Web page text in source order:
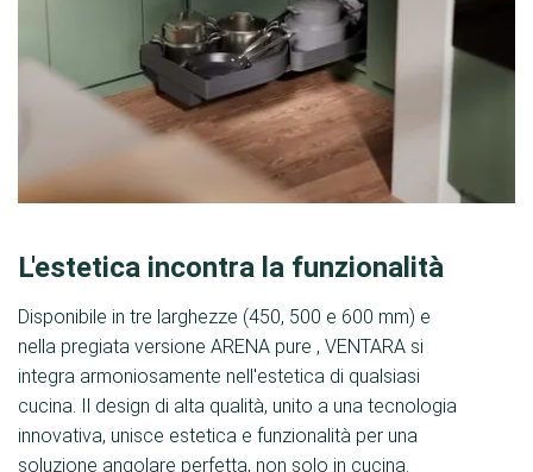
L'estetica incontra la funzionalità
Disponibile in tre larghezze (450, 500 e 600 mm) e
nella pregiata versione ARENA pure , VENTARA si
integra armoniosamente nell'estetica di qualsiasi
cucina. Il design di alta qualità, unito a una tecnologia
innovativa, unisce estetica e funzionalità per una
soluzione angolare perfetta, non solo in cucina.